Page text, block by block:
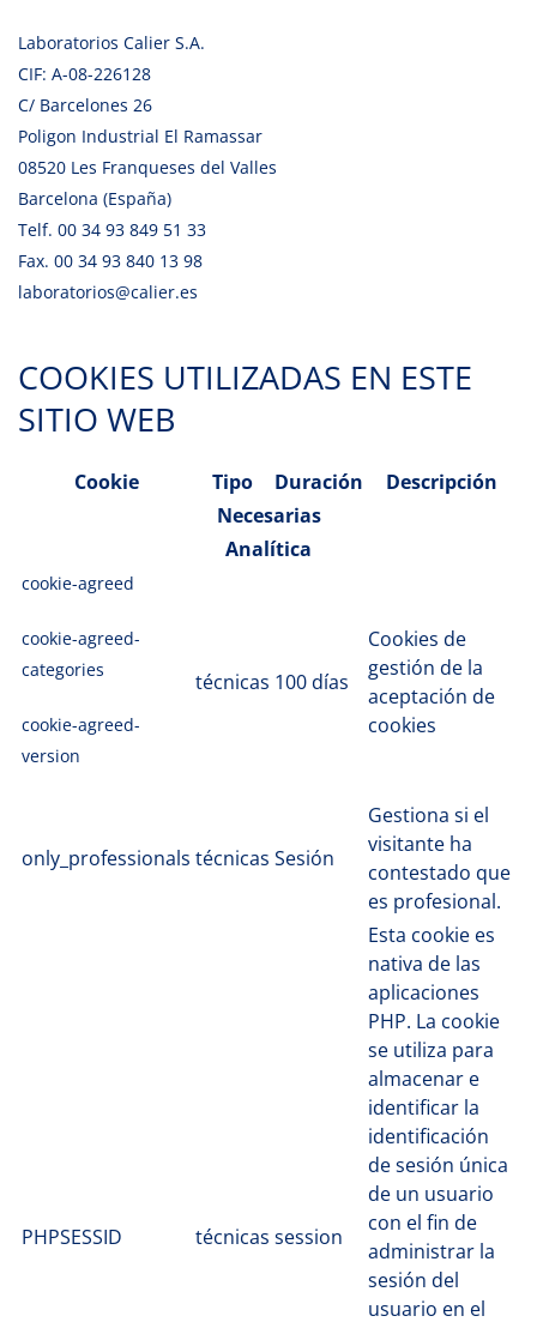
Laboratorios Calier S.A.
CIF: A-08-226128
C/ Barcelones 26
Poligon Industrial El Ramassar
08520 Les Franqueses del Valles
Barcelona (España)
Telf. 00 34 93 849 51 33
Fax. 00 34 93 840 13 98
laboratorios@calier.es
COOKIES UTILIZADAS EN ESTE
SITIO WEB
Cookie Tipo Duración
Descripción
Necesarias
Analítica
cookie-agreed
cookie-agreed-
categories
cookie-agreed-
version
técnicas 100 días
Cookies de
gestión de la
aceptación de
cookies
only_professionals técnicas Sesión
Gestiona si el
visitante ha
contestado que
es profesional.
PHPSESSID técnicas session
Esta cookie es
nativa de las
aplicaciones
PHP. La cookie
se utiliza para
almacenar e
identificar la
identificación
de sesión única
de un usuario
con el fin de
administrar la
sesión del
usuario en el